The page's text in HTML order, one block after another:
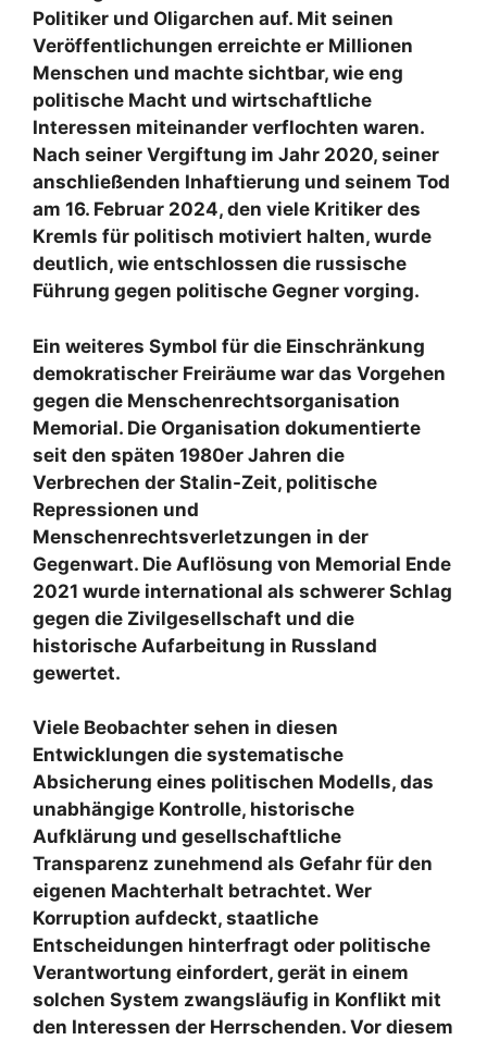
Politiker und Oligarchen auf. Mit seinen
Veröffentlichungen erreichte er Millionen
Menschen und machte sichtbar, wie eng
politische Macht und wirtschaftliche
Interessen miteinander verflochten waren.
Nach seiner Vergiftung im Jahr 2020, seiner
anschließenden Inhaftierung und seinem Tod
am 16. Februar 2024, den viele Kritiker des
Kremls für politisch motiviert halten, wurde
deutlich, wie entschlossen die russische
Führung gegen politische Gegner vorging.
Ein weiteres Symbol für die Einschränkung
demokratischer Freiräume war das Vorgehen
gegen die Menschenrechtsorganisation
Memorial. Die Organisation dokumentierte
seit den späten 1980er Jahren die
Verbrechen der Stalin-Zeit, politische
Repressionen und
Menschenrechtsverletzungen in der
Gegenwart. Die Auflösung von Memorial Ende
2021 wurde international als schwerer Schlag
gegen die Zivilgesellschaft und die
historische Aufarbeitung in Russland
gewertet.
Viele Beobachter sehen in diesen
Entwicklungen die systematische
Absicherung eines politischen Modells, das
unabhängige Kontrolle, historische
Aufklärung und gesellschaftliche
Transparenz zunehmend als Gefahr für den
eigenen Machterhalt betrachtet. Wer
Korruption aufdeckt, staatliche
Entscheidungen hinterfragt oder politische
Verantwortung einfordert, gerät in einem
solchen System zwangsläufig in Konflikt mit
den Interessen der Herrschenden. Vor diesem